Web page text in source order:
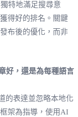
特地滿足搜尋意
得好的排名。關鍵
布後的優化，而非
好，還是為每種語言
的表達並忽略本地化
架為指導，使用AI